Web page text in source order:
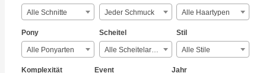
Alle Schnitte Jeder Schmuck Alle Haartypen
Pony
Alle Ponyarten
Scheitel
Alle Scheitelarten
Stil
Alle Stile
Komplexität Event Jahr